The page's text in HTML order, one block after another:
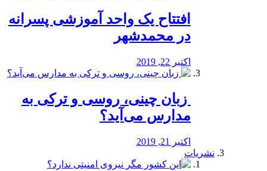
افتتاح یک واحد آموزشی پسرانه
در محمدشهر
اکتبر 22, 2019
️ زبان چینی، روسی و ترکی به
مدارس می‌آید؟
اکتبر 21, 2019
نشریات